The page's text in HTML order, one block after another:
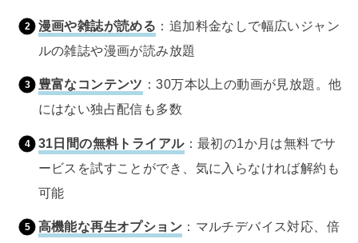
漫画や雑誌が読める ：追加料金なしで幅広いジャン
ルの雑誌や漫画が読み放題
豊富なコンテンツ ：30万本以上の動画が見放題。他
にはない独占配信も多数
31日間の無料トライアル：最初の1か月は無料でサ
ービスを試すことができ、気に入らなければ解約も
可能
高機能な再生オプション ：マルチデバイス対応、倍